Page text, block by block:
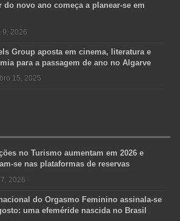
do novo ano começa a planear-se em
9, 2026
Group aposta em cinema, literatura e
para a passagem de ano no Algarve
15, 2025
no Turismo aumentam em 2026 e
se nas plataformas de reservas
2026
do Orgasmo Feminino assinala-se
uma efeméride nascida no Brasil